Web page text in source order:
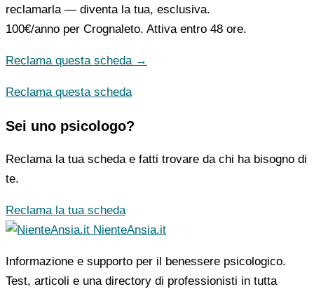
reclamarla — diventa la tua, esclusiva.
100€/anno per Crognaleto. Attiva entro 48 ore.
Reclama questa scheda →
Reclama questa scheda
Sei uno psicologo?
Reclama la tua scheda e fatti trovare da chi ha bisogno di
te.
Reclama la tua scheda
NienteAnsia.it
Informazione e supporto per il benessere psicologico.
Test, articoli e una directory di professionisti in tutta